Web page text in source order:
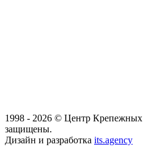
1998 - 2026 © Центр
защищены.
Дизайн и разработка its.agency